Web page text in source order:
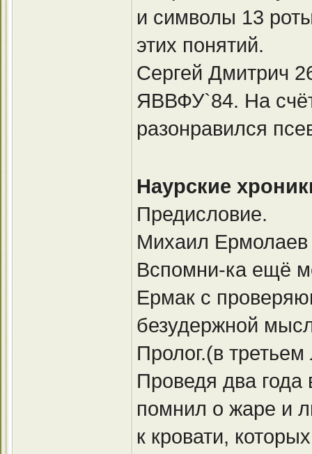
и символы 13
этих понятий.
Сергей Дмитрич
ЯВВФУ`84. На
разонравился
Наурские
Предисловие.
Михаил Ермолаев
Вспомни-ка ещё
Ермак с
безудержной
Пролог.(в
Проведя два года
помнил о жаре и
к кровати,